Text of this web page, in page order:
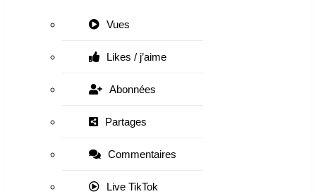
Vues
Likes / j’aime
Abonnées
Partages
Commentaires
Live TikTok